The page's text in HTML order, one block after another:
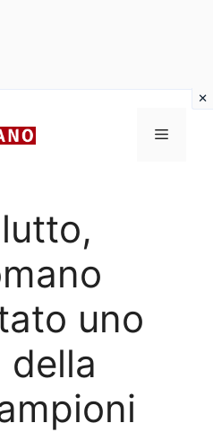
Menu
uno
della